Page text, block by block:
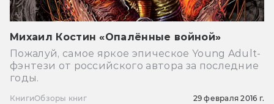
Михаил Костин «Опалённые войной»
Пожалуй, самое яркое эпическое Young Adult-
фэнтези от российского автора за последние
годы.
КнигиОбзоры книг 29 февраля 2016 г.